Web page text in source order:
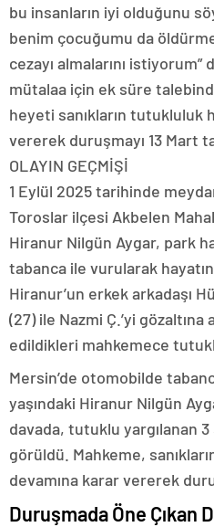
bu insanların iyi olduğunu
benim çocuğumu da
cezayı almalarını istiyorum”
mütalaa için ek süre
heyeti sanıkların tutukluluk
vererek duruşmayı 13 Mart
OLAYIN GEÇMİŞİ
1 Eylül 2025 tarihinde
Toroslar ilçesi Akbelen
Hiranur Nilgün Aygar, park
tabanca ile vurularak
Hiranur’un erkek arkadaşı
(27) ile Nazmi Ç.’yi
edildikleri mahkemece
Mersin’de otomobilde
yaşındaki Hiranur Nilgün
davada, tutuklu yargılanan 3
görüldü. Mahkeme,
devamına karar vererek
Duruşmada Öne Çıkan